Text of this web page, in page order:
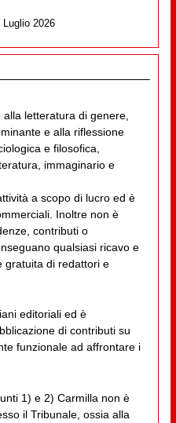
Luglio 2026
letteratura di genere,
e alla riflessione
e filosofica,
immaginario e
a scopo di lucro ed è
Inoltre non è
contributi o
qualsiasi ricavo e
gratuita di redattori e
editoriali ed è
di contributi su
funzionale ad affrontare i
1) e 2) Carmilla non è
il Tribunale, ossia alla